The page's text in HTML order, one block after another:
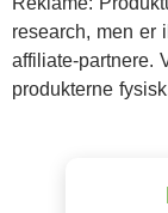
research, men er
affiliate-partnere.
produkterne